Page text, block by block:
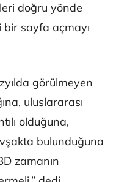
doğru yönde
sayfa açmayı
görülmeyen
uluslararası
olduğuna,
bulunduğuna
zamanın